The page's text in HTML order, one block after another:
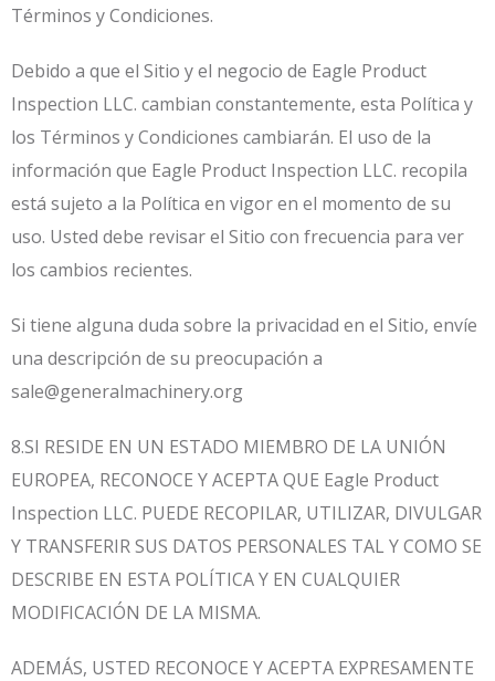
Términos y Condiciones.
Debido a que el Sitio y el negocio de Eagle Product
Inspection LLC. cambian constantemente, esta Política y
los Términos y Condiciones cambiarán. El uso de la
información que Eagle Product Inspection LLC. recopila
está sujeto a la Política en vigor en el momento de su
uso. Usted debe revisar el Sitio con frecuencia para ver
los cambios recientes.
Si tiene alguna duda sobre la privacidad en el Sitio, envíe
una descripción de su preocupación a
sale@generalmachinery.org
8.SI RESIDE EN UN ESTADO MIEMBRO DE LA UNIÓN
EUROPEA, RECONOCE Y ACEPTA QUE Eagle Product
Inspection LLC. PUEDE RECOPILAR, UTILIZAR, DIVULGAR
Y TRANSFERIR SUS DATOS PERSONALES TAL Y COMO SE
DESCRIBE EN ESTA POLÍTICA Y EN CUALQUIER
MODIFICACIÓN DE LA MISMA.
ADEMÁS, USTED RECONOCE Y ACEPTA EXPRESAMENTE